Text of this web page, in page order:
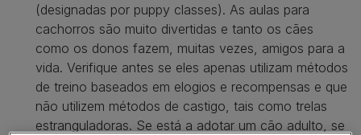
(designadas por puppy classes). As aulas para
cachorros são muito divertidas e tanto os cães
como os donos fazem, muitas vezes, amigos para a
vida. Verifique antes se eles apenas utilizam métodos
de treino baseados em elogios e recompensas e que
não utilizem métodos de castigo, tais como trelas
estranguladoras. Se está a adotar um cão adulto, se